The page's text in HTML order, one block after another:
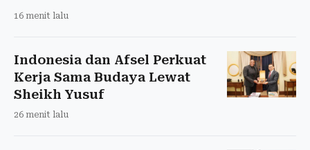
16 menit lalu
Indonesia dan Afsel Perkuat
Kerja Sama Budaya Lewat
Sheikh Yusuf
26 menit lalu